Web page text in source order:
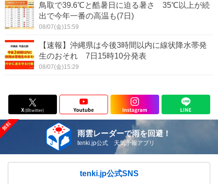
鳥取で39.6℃と酷暑日に迫る暑さ 35℃以上が続
出で今年一番の高温も(7日)
08/07(金)15:59
【速報】沖縄県は今後3時間以内に線状降水帯発
生のおそれ 7日15時10分発表
08/07(金)15:29
雨雲レーダーで雨を回避！
tenki.jp公式 天気予報アプリ
tenki.jp公式SNS